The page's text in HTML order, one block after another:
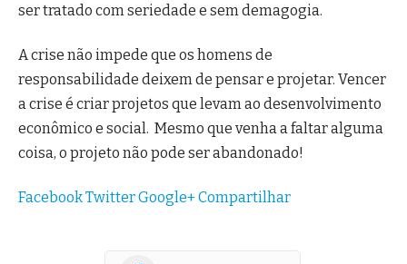
ser tratado com seriedade e sem demagogia.
A crise não impede que os homens de
responsabilidade deixem de pensar e projetar. Vencer
a crise é criar projetos que levam ao desenvolvimento
econômico e social. Mesmo que venha a faltar alguma
coisa, o projeto não pode ser abandonado!
FacebookTwitterGoogle+Compartilhar